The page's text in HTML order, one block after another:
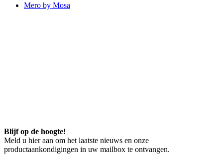
Mero by Mosa
Blijf op de hoogte!
Meld u hier aan om het laatste nieuws en onze
productaankondigingen in uw mailbox te ontvangen.